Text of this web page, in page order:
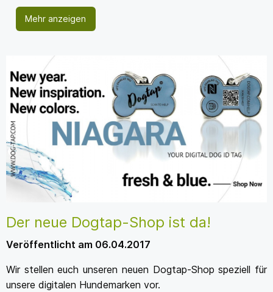
Mehr anzeigen
Der neue Dogtap-Shop ist da!
Veröffentlicht am 06.04.2017
Wir stellen euch unseren neuen Dogtap-Shop speziell für
unsere digitalen Hundemarken vor.